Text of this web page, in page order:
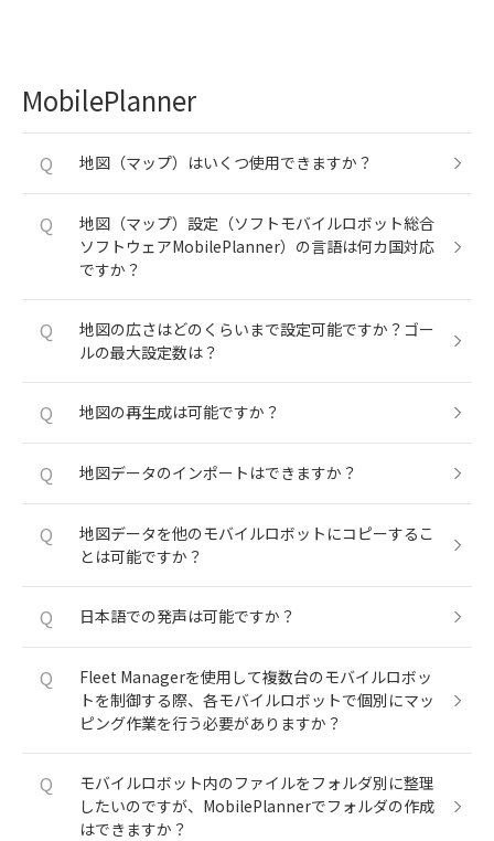
MobilePlanner
Q 地図（マップ）はいくつ使用できますか？
Q
地図（マップ）設定（ソフトモバイルロボット総合
ソフトウェアMobilePlanner）の言語は何カ国対応
ですか？
Q
地図の広さはどのくらいまで設定可能ですか？ゴー
ルの最大設定数は？
Q 地図の再生成は可能ですか？
Q 地図データのインポートはできますか？
Q
地図データを他のモバイルロボットにコピーするこ
とは可能ですか？
Q 日本語での発声は可能ですか？
Q
Fleet Managerを使用して複数台のモバイルロボッ
トを制御する際、各モバイルロボットで個別にマッ
ピング作業を行う必要がありますか？
Q
モバイルロボット内のファイルをフォルダ別に整理
したいのですが、MobilePlannerでフォルダの作成
はできますか？